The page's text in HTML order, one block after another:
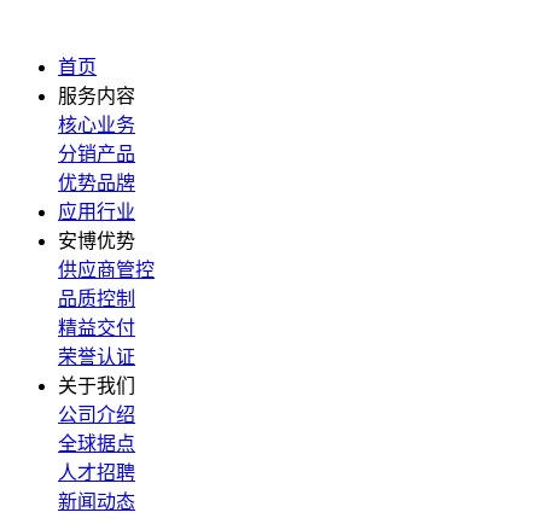
首页
服务内容
核心业务
分销产品
优势品牌
应用行业
安博优势
供应商管控
品质控制
精益交付
荣誉认证
关于我们
公司介绍
全球据点
人才招聘
新闻动态